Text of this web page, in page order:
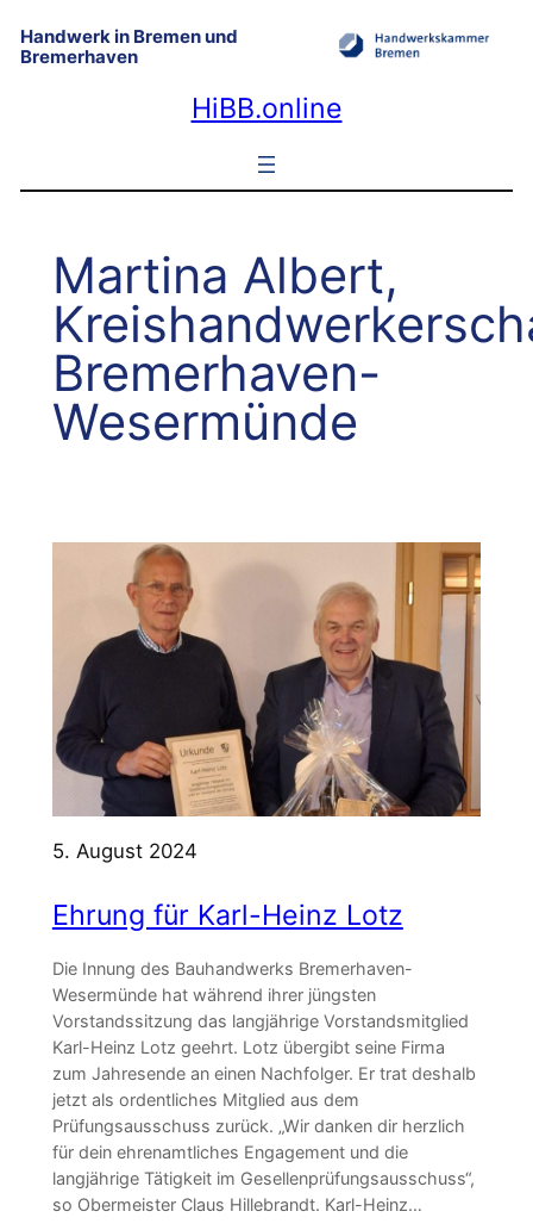
Zum
Inhalt
Handwerk in Bremen und
Bremerhaven
HiBB.online
Martina Albert,
Bremerhaven-
Wesermünde
5. August 2024
Ehrung für Karl-Heinz Lotz
Die Innung des Bauhandwerks Bremerhaven-
Wesermünde hat während ihrer jüngsten
Vorstandssitzung das langjährige Vorstandsmitglied
Karl-Heinz Lotz geehrt. Lotz übergibt seine Firma
zum Jahresende an einen Nachfolger. Er trat deshalb
jetzt als ordentliches Mitglied aus dem
Prüfungsausschuss zurück. „Wir danken dir herzlich
für dein ehren­amtliches Engagement und die
langjährige Tätigkeit im Gesellenprüfungsausschuss“,
so Obermeister Claus Hillebrandt. Karl-Heinz…